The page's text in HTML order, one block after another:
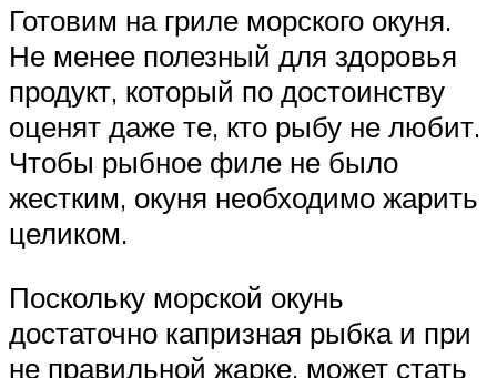
Готовим на гриле морского окуня.
Не менее полезный для здоровья
продукт, который по достоинству
оценят даже те, кто рыбу не любит.
Чтобы рыбное филе не было
жестким, окуня необходимо жарить
целиком.
Поскольку морской окунь
достаточно капризная рыбка и при
не правильной жарке, может стать